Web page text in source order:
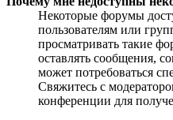
Некоторые форумы
пользователям или
просматривать такие
оставлять сообщения,
может потребоваться
Свяжитесь с
конференции для